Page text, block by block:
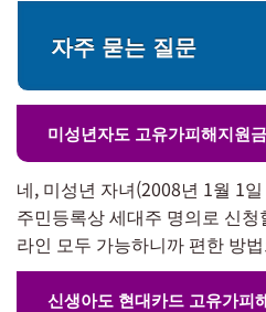
자주 묻는 질문
미성년자도 고유가피해지원
네, 미성년 자녀(2008년 1월 1
주민등록상 세대주 명의로 신
라인 모두 가능하니까 편한 방
신생아도 현대카드 고유가피